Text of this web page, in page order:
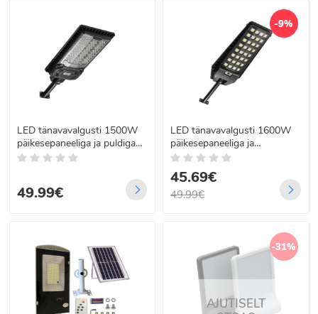
LED tänavavalgusti 1500W
päikesepaneeliga ja puldiga
W7113-2
49.99€
-9%
LED tänavavalgusti 1600W
päikesepaneeliga ja
kaugjuhtimispuldiga W7207-
9
45.69€
49.99€
-31%
AJUTISELT